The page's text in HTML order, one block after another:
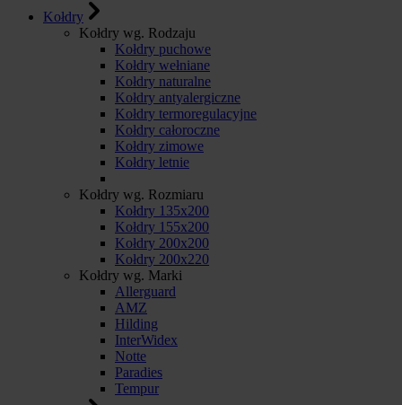
Kołdry
Kołdry wg. Rodzaju
Kołdry puchowe
Kołdry wełniane
Kołdry naturalne
Kołdry antyalergiczne
Kołdry termoregulacyjne
Kołdry całoroczne
Kołdry zimowe
Kołdry letnie
Kołdry wg. Rozmiaru
Kołdry 135x200
Kołdry 155x200
Kołdry 200x200
Kołdry 200x220
Kołdry wg. Marki
Allerguard
AMZ
Hilding
InterWidex
Notte
Paradies
Tempur